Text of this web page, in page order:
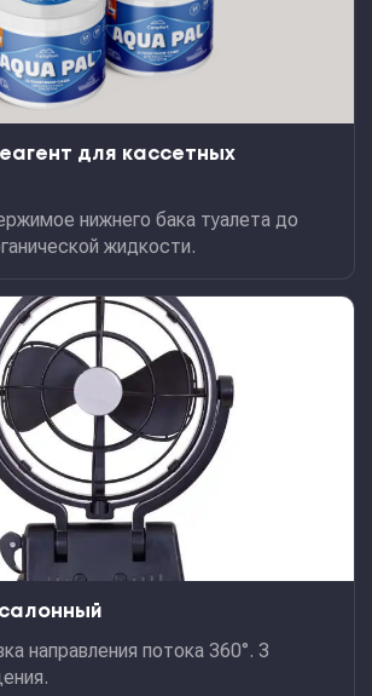
для кассетных
нижнего бака туалета до
жидкости.
направления потока 360°. 3